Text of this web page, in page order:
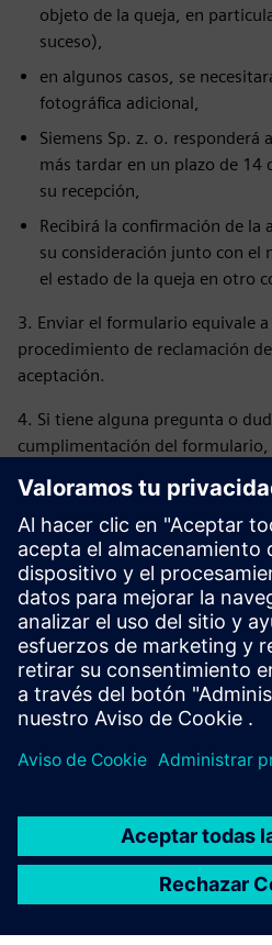
objeto de la queja, en
suceso),
en algunos casos, se
fotográfica adicional,
Siemens Sp. z. o. responderá
más tardar en un plazo de 14
su recepción,
Recibirá la confirmación de la
su consideración junto con el
el estado de la queja en otro
3. Enviar el formulario equivale
procedimiento de reclamación
aceptación.
4. Si tiene alguna pregunta o
cumplimentación del formulario,
con el empleado
Logística.
5. En caso de una reclamación
(sustitución/reparación),
en línea disponible en:https://
pl/contact/poland/quality-
siguientes que reciba de